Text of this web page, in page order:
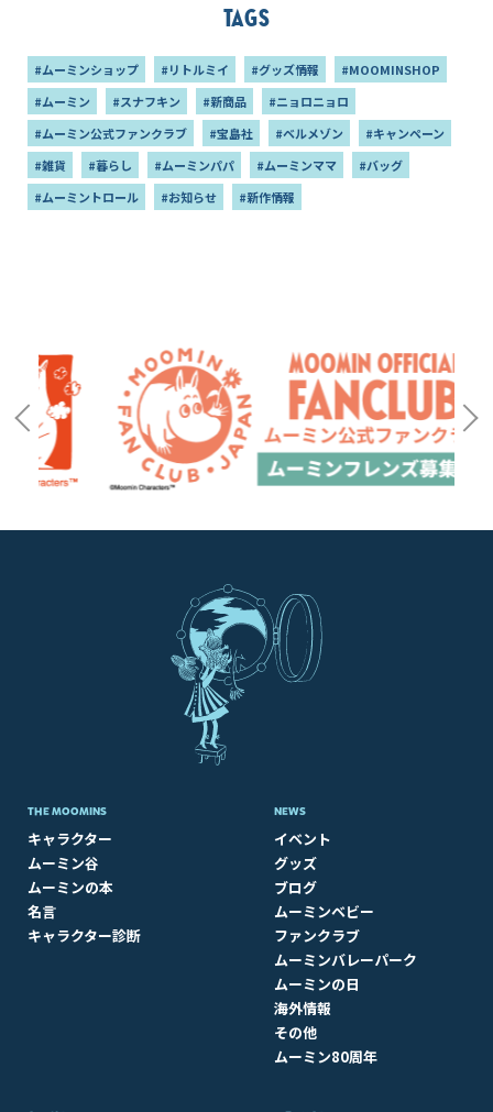
Tags
#ムーミンショップ #リトルミイ #グッズ情報
#MOOMINSHOP
#ムーミン
#スナフキン #新商品
#ニョロニョロ
#ムーミン公式ファンクラブ
#宝島社 #ベルメゾン
#キャンペーン
#雑貨
#暮らし #ムーミンパパ #ムーミンママ
#バッグ
#ムーミントロール
#お知らせ #新作情報
THE MOOMINS
キャラクター
ムーミン谷
ムーミンの本
名言
キャラクター診断
NEWS
イベント
グッズ
ブログ
ムーミンベビー
ファンクラブ
ムーミンバレーパーク
ムーミンの日
海外情報
その他
ムーミン80周年